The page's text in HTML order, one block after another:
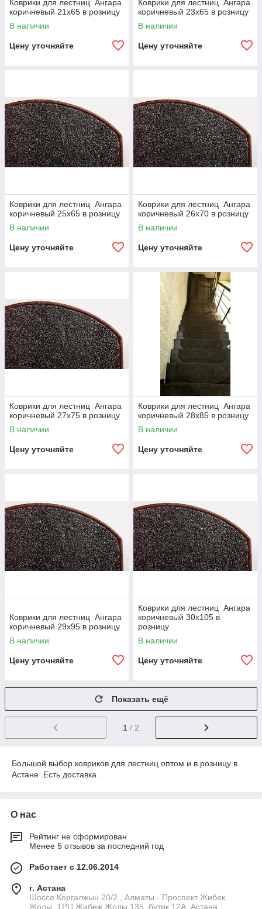
Коврики для лестниц Ангара
коричневый 21x65 в розницу
В наличии
Цену уточняйте
Коврики для лестниц Ангара
коричневый 23x65 в розницу
В наличии
Цену уточняйте
Коврики для лестниц Ангара
коричневый 25x65 в розницу
В наличии
Цену уточняйте
Коврики для лестниц Ангара
коричневый 26x70 в розницу
В наличии
Цену уточняйте
Коврики для лестниц Ангара
коричневый 27x75 в розницу
В наличии
Цену уточняйте
Коврики для лестниц Ангара
коричневый 28x85 в розницу
В наличии
Цену уточняйте
Коврики для лестниц Ангара
коричневый 29x95 в розницу
В наличии
Цену уточняйте
Коврики для лестниц Ангара
коричневый 30x105 в
розницу
В наличии
Цену уточняйте
Показать ещё
1 / 2
Большой выбор ковриков для лестниц оптом и в розницу в
Астане .Есть доставка .
О нас
Рейтинг не сформирован
Менее 5 отзывов за последний год
Работает с 12.06.2014
г. Астана
Шоссе Коргалжын 20/2 , Алматы - Проспект Жибек
Жолы, ТРЦ Жибеж Жолы 135, бутик 12А, Астана,